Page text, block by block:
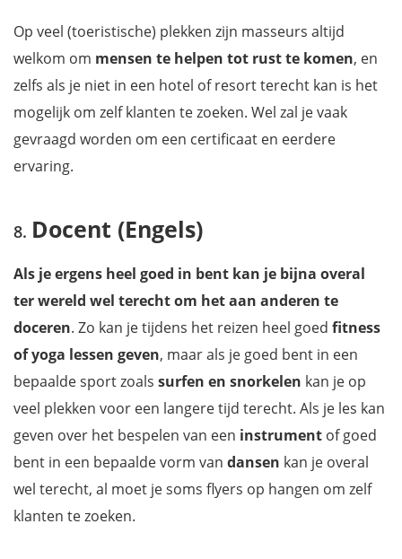
Op veel (toeristische) plekken zijn masseurs altijd
welkom om mensen te helpen tot rust te komen, en
zelfs als je niet in een hotel of resort terecht kan is het
mogelijk om zelf klanten te zoeken. Wel zal je vaak
gevraagd worden om een certificaat en eerdere
ervaring.
Docent (Engels)
Als je ergens heel goed in bent kan je bijna overal
ter wereld wel terecht om het aan anderen te
doceren. Zo kan je tijdens het reizen heel goed fitness
of yoga lessen geven, maar als je goed bent in een
bepaalde sport zoals surfen en snorkelen kan je op
veel plekken voor een langere tijd terecht. Als je les kan
geven over het bespelen van een instrument of goed
bent in een bepaalde vorm van dansen kan je overal
wel terecht, al moet je soms flyers op hangen om zelf
klanten te zoeken.